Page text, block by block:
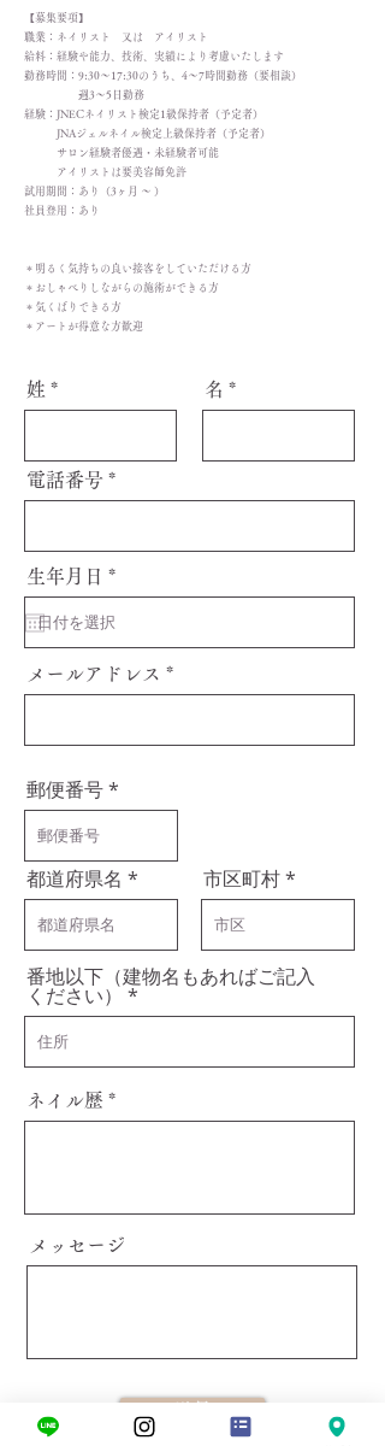
【募集要項】
職業：ネイリスト 又は アイリスト
給料：経験や能力、技術、実績により考慮いたします
勤務時間：9:30～17:30のうち、4～7時間勤務（要相談）
週3～5日勤務
経験：JNECネイリスト検定1級保持者（予定者）
JNAジェルネイル検定上級保持者（予定者）
サロン経験者優遇・未経験者可能
アイリストは要美容師免許
試用期間：あり（3ヶ月 〜 ）
社員登用：あり
＊明るく気持ちの良い接客をしていただける方
＊おしゃべりしながらの施術ができる方
＊気くばりできる方
＊アートが得意な方歓迎
姓 名
電話番号
生年月日 *r
e
u
i
r
e
メールアドレス
郵便番号
都道府県名 市区町村
番地以下（建物名もあればご記入
ください）
ネイル歴
メッセージ